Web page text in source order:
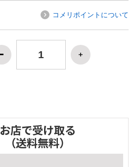
コメリポイントについて
お店で受け取る
（送料無料）